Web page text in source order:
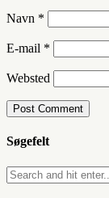
Navn *
E-mail *
Websted
Søgefelt